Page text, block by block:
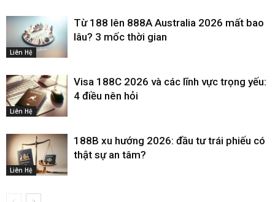
Liên Hệ
Từ 188 lên 888A Australia 2026 mất bao
lâu? 3 mốc thời gian
Liên Hệ
Visa 188C 2026 và các lĩnh vực trọng yếu:
4 điều nên hỏi
Liên Hệ
188B xu hướng 2026: đầu tư trái phiếu có
thật sự an tâm?